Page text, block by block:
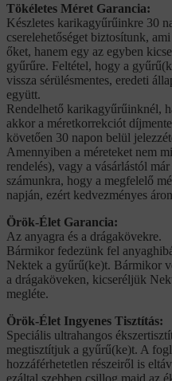
Tökéletes Méret Garancia:
Készletes karikagyűrűinkre 30
cserelehetőséget biztosítunk,
őket, hanem egy az egyben
gyűrűre. Feltétel, hogy a
vissza sérülésmentes, eredeti
együtt.
Rendelhető karikagyűrűinknél,
akkor a méretkorrekciót
követően 30 napon belül
Amennyiben a méreteket nem
rendelés), vagy a vásárlástól
számunkra, hogy a megfelelő
napján, ezért kedvezményes
Örök-Élet Garancia:
Az anyagra és a drágakövekre.
Bármikor fedezünk fel
Nektek a gyűrű(ke)t. Bármikor
a drágaköveken, kicseréljük
megléte.
Örök-Élet Ingyenes Tisztítás:
Speciális ultrahangos
megtisztítjuk a gyűrű(ke)t. A
hozzáférhetetlen részeiről is
ezáltal szebben csillog majd az